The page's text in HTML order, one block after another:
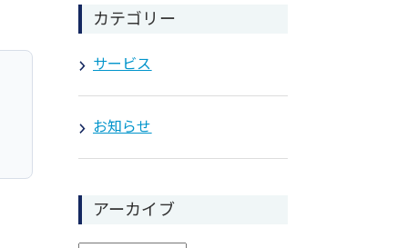
カテゴリー
サービス
お知らせ
アーカイブ